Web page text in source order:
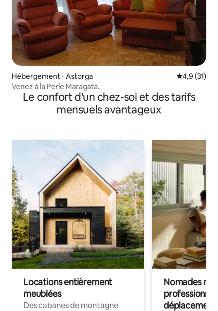
Hébergement ⋅ Astorga Évaluation
4,9 (31)
Venez à la Perle Maragata.
Le confort d'un chez-soi et des tarifs
mensuels avantageux
Locations entièrement
meublées
Des cabanes de montagne
Nomades
déplacement